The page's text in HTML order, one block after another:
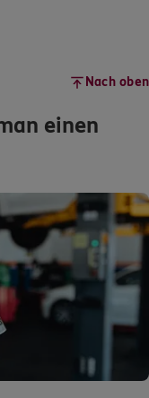
Nach oben
einen